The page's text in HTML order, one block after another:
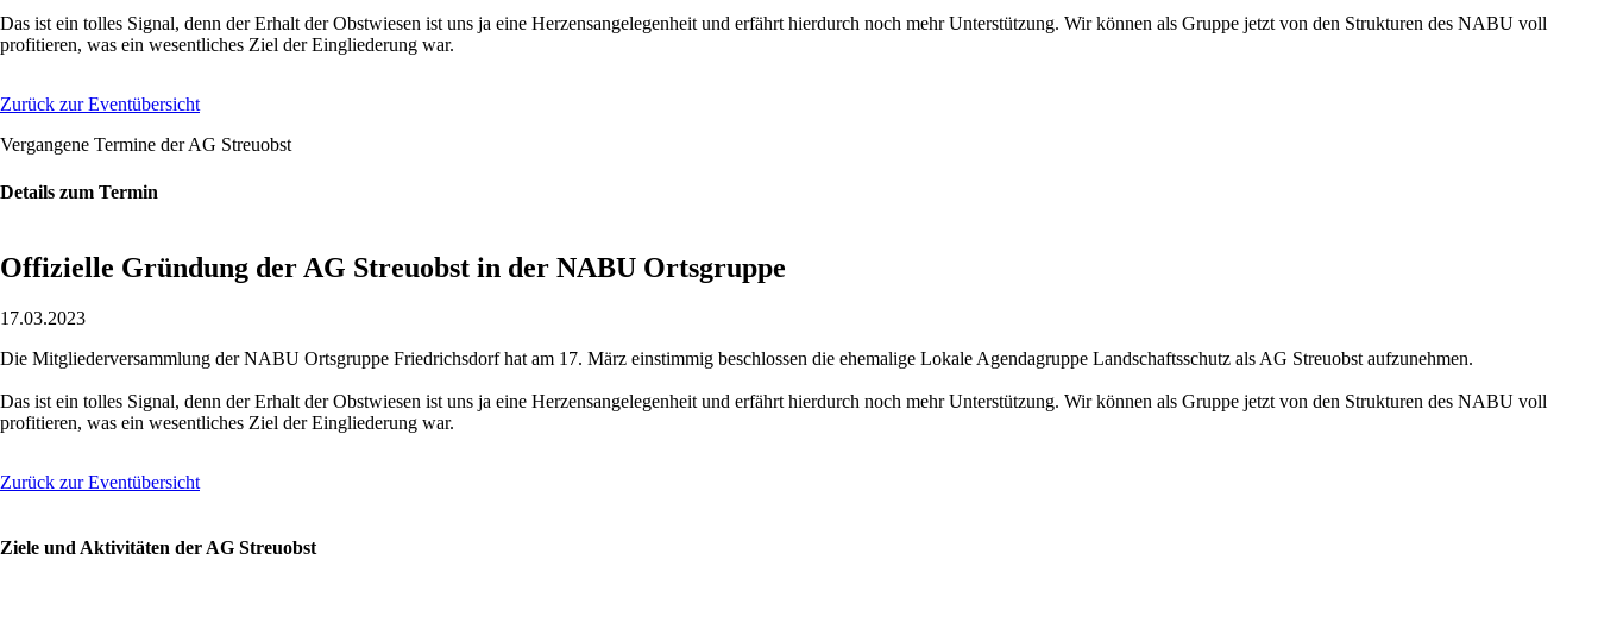
Das ist ein tolles Signal, denn der Erhalt der Obstwiesen ist uns ja eine Herzensangelegenheit und erfährt hierdurch noch mehr Unterstützung. Wir können als Gruppe jetzt von den Strukturen des NABU voll
profitieren, was ein wesentliches Ziel der Eingliederung war.
Zurück zur Eventübersicht
Vergangene Termine der AG Streuobst
Details zum Termin
Offizielle Gründung der AG Streuobst in der NABU Ortsgruppe
17.03.2023
Die Mitgliederversammlung der NABU Ortsgruppe Friedrichsdorf hat am 17. März einstimmig beschlossen die ehemalige Lokale Agendagruppe Landschaftsschutz als AG Streuobst aufzunehmen.
Das ist ein tolles Signal, denn der Erhalt der Obstwiesen ist uns ja eine Herzensangelegenheit und erfährt hierdurch noch mehr Unterstützung. Wir können als Gruppe jetzt von den Strukturen des NABU voll
profitieren, was ein wesentliches Ziel der Eingliederung war.
Zurück zur Eventübersicht
Ziele und Aktivitäten der AG Streuobst